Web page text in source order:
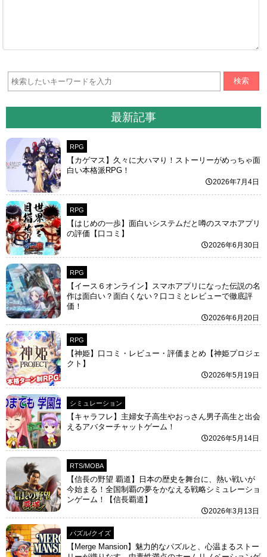
検索
最新記事
RPG
【カゲマス】久々に大ハマり！ストーリーがめっちゃ面
白い本格派RPG！
2026年7月4日
RPG
【はじめの一歩】面白いシステムだと噂のスマホアプリ
の評価【口コミ】
2026年6月30日
RPG
【イース６オンライン】スマホアプリになった伝説の名
作は面白い？面白くない？口コミとレビューで徹底評
価！
2026年6月20日
RPG
【神姫】口コミ・レビュー・評価まとめ【神姫プロジェ
クト】
2026年5月19日
シミュレーション
【キャラフレ】主婦女子高生やおっさん男子高生と出会
えるアバターチャットゲーム！
2026年5月14日
RTS/MOBA
【信長の野望 覇道】日本の歴史を舞台に、熱い戦いが
今始まる！全国制覇の夢をかなえる戦略シミュレーショ
ンゲーム！【信長覇道】
2026年3月13日
パズル/クイズ
【Merge Mansion】魅力的なパズルと、心温まるストー